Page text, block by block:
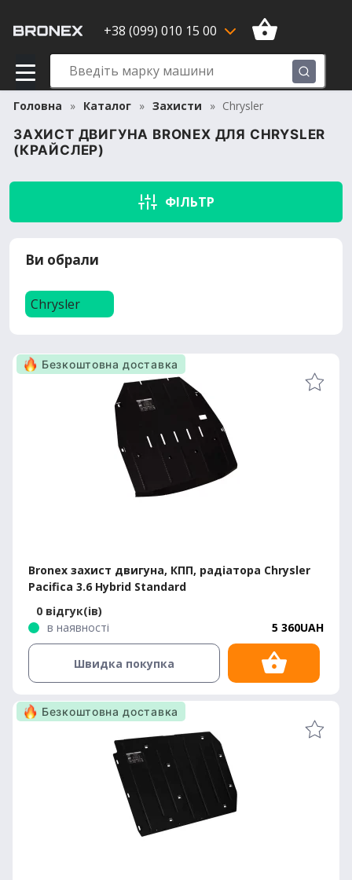
+38 (099) 010 15 00
Головна Каталог Захисти Chrysler
ЗАХИСТ ДВИГУНА BRONEX ДЛЯ CHRYSLER
(КРАЙСЛЕР)
ФІЛЬТР
Ви обрали
Chrysler
Bronex захист двигуна, КПП, радіатора Chrysler
Pacifica 3.6 Hybrid Standard
0 відгук(ів)
в наявності
5 360UAH
Безкоштовна доставка
Швидка покупка
Безкоштовна доставка